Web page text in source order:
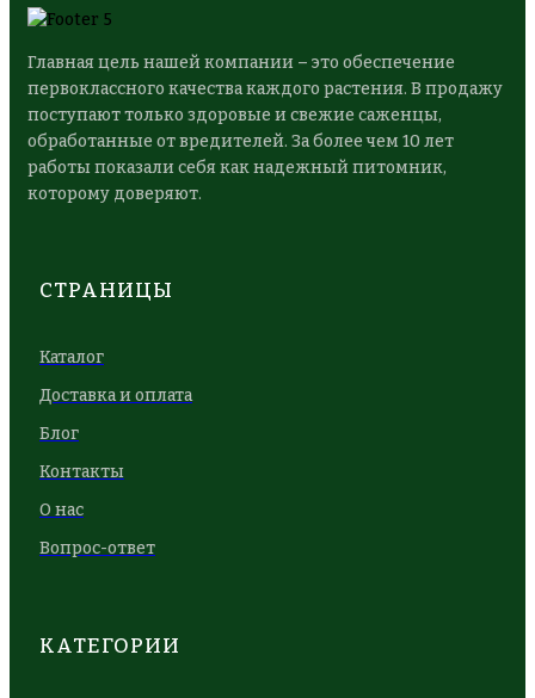
Главная цель нашей компании – это обеспечение
первоклассного качества каждого растения. В продажу
поступают только здоровые и свежие саженцы,
обработанные от вредителей. За более чем 10 лет
работы показали себя как надежный питомник,
которому доверяют.
СТРАНИЦЫ
Каталог
Доставка и оплата
Блог
Контакты
О нас
Вопрос-ответ
КАТЕГОРИИ